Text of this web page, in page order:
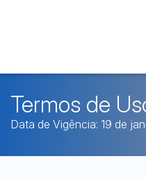
Site
Quem Somos
Termos de
Data de Vigência: 19 de